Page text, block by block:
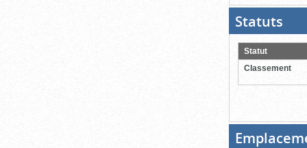
Statuts
pour
Statut
Classement